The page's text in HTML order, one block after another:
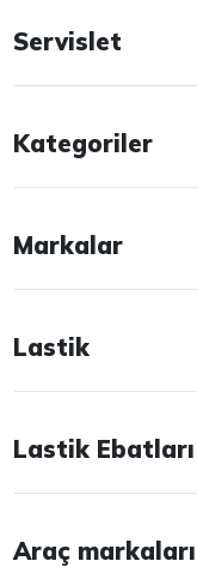
Servislet
Kategoriler
Markalar
Lastik
Lastik Ebatları
Araç markaları